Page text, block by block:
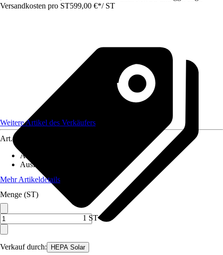
Versandkosten pro ST599,00 €*/ ST
Verkauf durch: HEPA Solar
Weitere Artikel des Verkäufers
Art.-Nr.
Artikeltyp
Ausführung
Mehr Artikeldetails
Menge (ST)
1 ST